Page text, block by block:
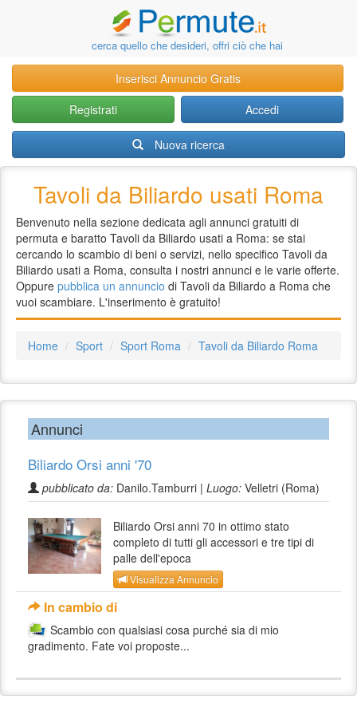
cerca quello che desideri, offri ciò che hai
Inserisci Annuncio Gratis
Registrati
Accedi
Nuova ricerca
Tavoli da Biliardo usati Roma
Benvenuto nella sezione dedicata agli annunci gratuiti di
permuta e baratto Tavoli da Biliardo usati a Roma: se stai
cercando lo scambio di beni o servizi, nello specifico Tavoli da
Biliardo usati a Roma, consulta i nostri annunci e le varie offerte.
Oppure pubblica un annuncio di Tavoli da Biliardo a Roma che
vuoi scambiare. L'inserimento è gratuito!
Home Sport Sport Roma Tavoli da Biliardo Roma
Annunci
Biliardo Orsi anni '70
pubblicato da: Danilo.Tamburri | Luogo: Velletri (Roma)
Biliardo Orsi anni 70 in ottimo stato
completo di tutti gli accessori e tre tipi di
palle dell'epoca
Visualizza Annuncio
In cambio di
Scambio con qualsiasi cosa purché sia di mio
gradimento. Fate voi proposte...